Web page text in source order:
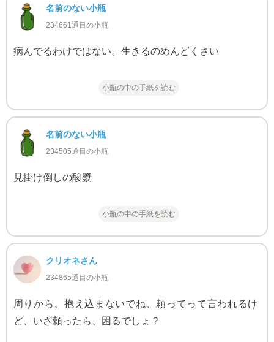
名前のない小瓶
234661通目の小瓶
病んでるわけではない。生きるのめんどくさい
小瓶の中の手紙を読む
名前のない小瓶
234505通目の小瓶
見掛け倒しの酸漿
小瓶の中の手紙を読む
クリオネさん
234865通目の小瓶
周りから、抱え込まないでね、頼ってって言われるけ
ど、いざ頼ったら、困るでしょ？